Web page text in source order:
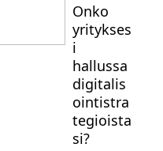
Onko
yritykses
i
hallussa
digitalis
ointistra
tegioista
si?